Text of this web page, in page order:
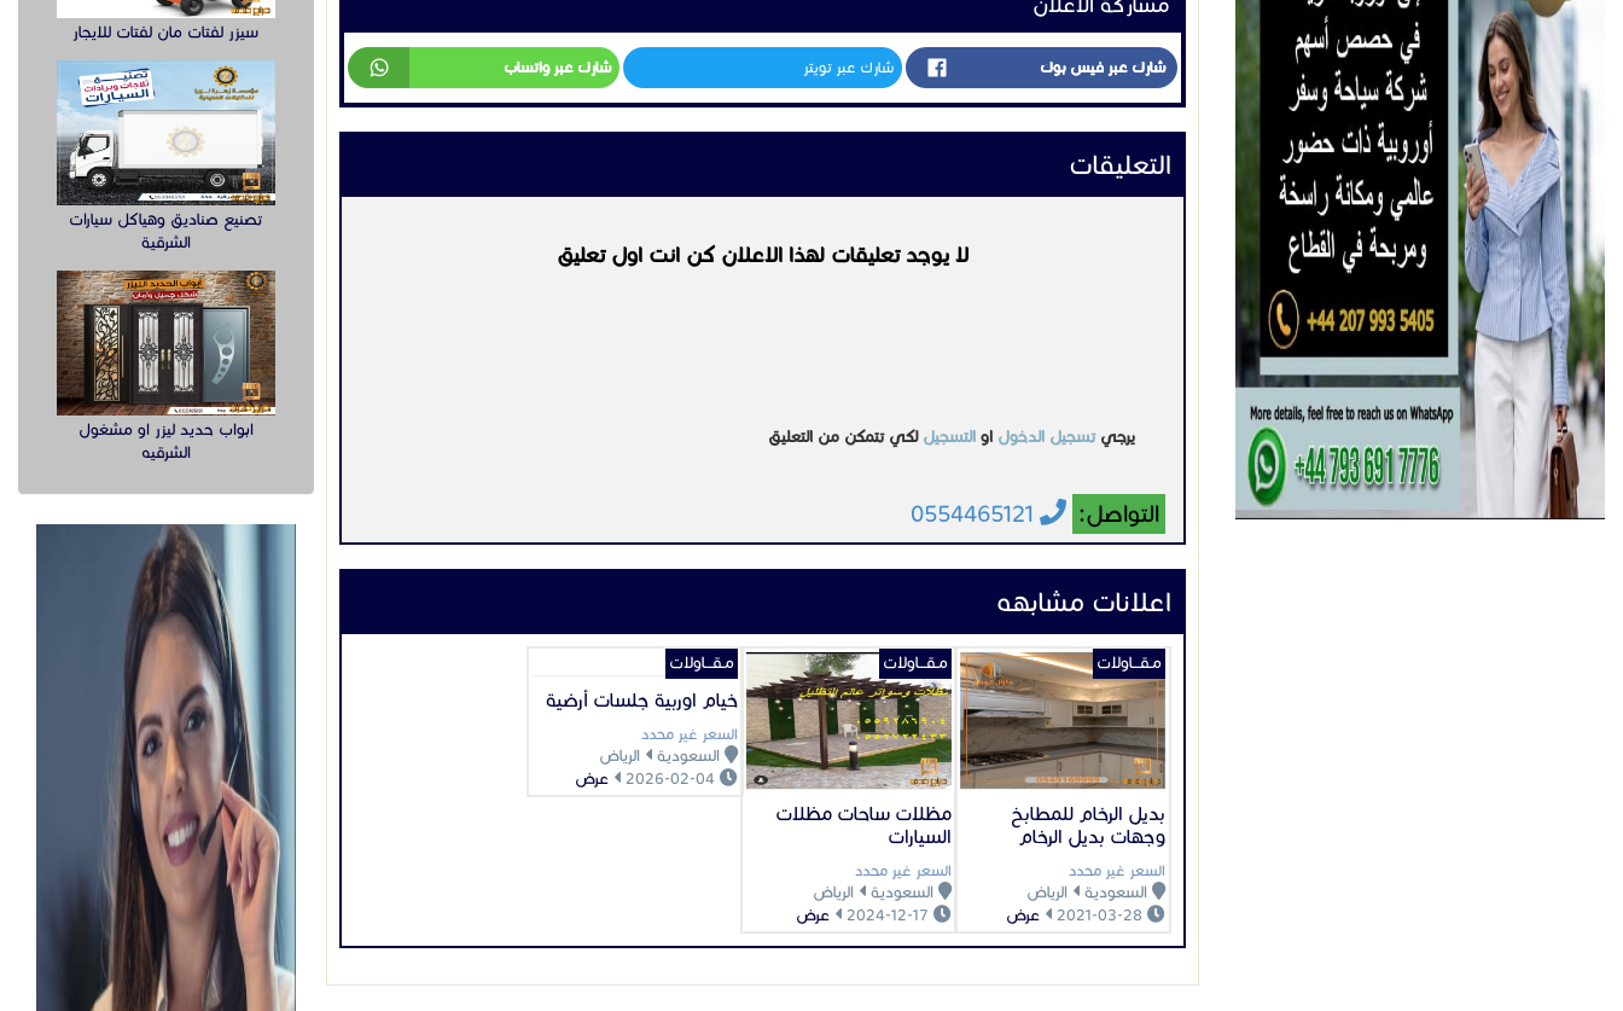
شارك عبر فيس بوك شارك عبر تويتر شارك عبر واتساب
التعليقات
لا يوجد تعليقات لهذا الاعلان كن انت اول تعليق
يرجيتسجيل الدخول او التسجيل لكي تتمكن من التعليق
التواصل: 0554465121
اعلانات مشابهه
بديل الرخام للمطابخ
وجهات بديل الرخام
السعر غير محدد
السعودية
الرياض
عرض
مـقـــاولات
مظلات ساحات مظلات
السيارات
السعر غير محدد
السعودية
الرياض
2024-12-17
عرض
مـقـــاولات
خيام اوربية جلسات أرضية
السعر غير محدد
السعودية
الرياض
2026-02-04
عرض
مـقـــاولات
سيزر لفتات مان لفتات للايجار
تصنيع صناديق وهياكل سيارات
الشرقية
ابواب حديد ليزر او مشغول
الشرقيه